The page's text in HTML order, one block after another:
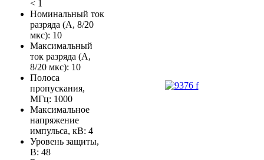
< 1
Номинальный ток
разряда (А, 8/20
мкс): 10
Максимальный
ток разряда (А,
8/20 мкс): 10
Полоса
пропускания,
МГц: 1000
Максимальное
напряжение
импульса, кВ: 4
Уровень защиты,
В: 48